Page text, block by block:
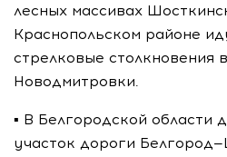
лесных массивах
Краснопольском районе
стрелковые столкновения
Новодмитровки.
▪️ В Белгородской области
участок дороги